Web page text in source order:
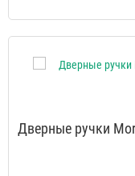
Дверные ручки